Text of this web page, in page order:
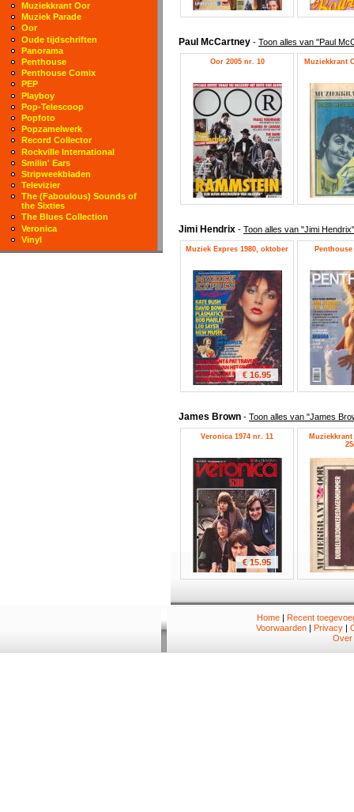
Paul McCartney - Toon alles van "Paul
Oor 2005 nr. 10 Muziekkrant
Jimi Hendrix - Toon alles van "Jimi Hendrix"
Muziek Expres 1980, oktober
€ 16.95
James Brown - Toon alles van "James
Veronica 1974 nr. 11
€ 15.95
Muziekkrant Oor
Muziek Parade
Oor
Oude tijdschriften
Panorama
Penthouse
Penthouse Comix
PEP
Playboy
Pop-Telescoop
Popfoto
Popzamelwerk
Record Collector
Rockville International
Smilin' Ears
Stripweekbladen
Televizier
The (Faboulous) Sounds of
the Sixties
The Blues Collection
Veronica
Vinyl
Home| Recent
Voorwaarden | Privacy |
Over